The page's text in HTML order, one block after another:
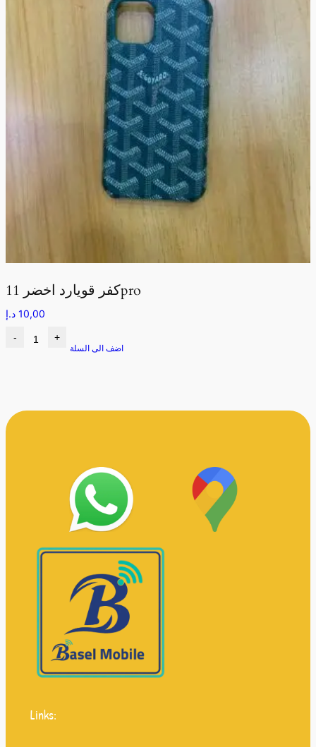
كفر قويارد اخضر 11pro
10,00 د.إ
- +
اضف الى السلة
Links: